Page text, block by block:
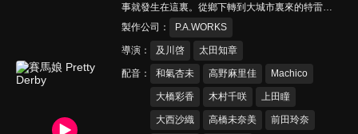
事就發生在這裏。從鄉下轉到大城市裏來的特雷森
學園賽馬娘•特別周，與同班同學們一同切磋進步。
賭上“日本第一賽馬娘”的稱號，誓要取得“Twinkle
Series”大賽的勝利！
製作公司 P.A.WORKS
導演 及川啓 太田知章
配音 和氣杏未 高野麻里佳 Machico
大橋彩香 木村千咲 上田瞳
大西沙織 高橋未奈美 前田玲奈